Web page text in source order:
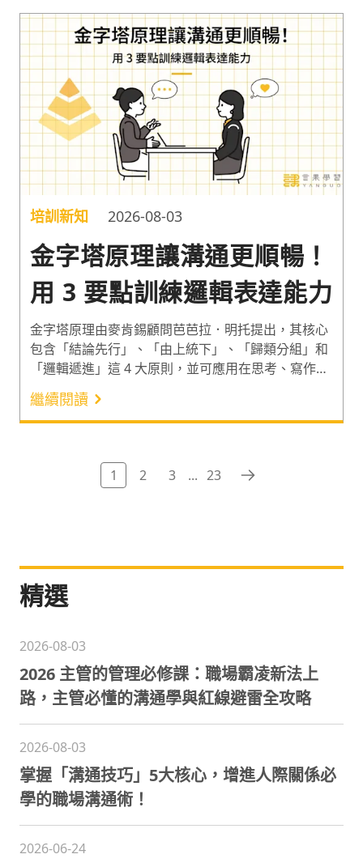
培訓新知 2026-08-03
金字塔原理讓溝通更順暢！
用 3 要點訓練邏輯表達能力
金字塔原理由麥肯錫顧問芭芭拉．明托提出，其核心
包含「結論先行」、「由上統下」、「歸類分組」和
「邏輯遞進」這 4 大原則，並可應用在思考、寫作和
簡報上。很多人認為主管聽自己說話時覺得表達不清
楚或沒條理是不善言詞的關係，但其實「邏輯表達能
力」往往才是職場中能否有效溝通的關鍵。根據
的溝通會增加成本¹。因此以下分享源於上述 4 大原
則的邏輯表達要點和金字塔原理範例，一起透過 3 個
繼續閱讀
1 2 3 ... 23
精選
2026-08-03
2026 主管的管理必修課：職場霸凌新法上
路，主管必懂的溝通學與紅線避雷全攻略
2026-08-03
掌握「溝通技巧」5大核心，增進人際關係必
學的職場溝通術！
2026-06-24